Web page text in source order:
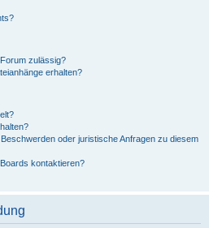
zulässig?
erhalten?
oder juristische Anfragen zu diesem
kontaktieren?